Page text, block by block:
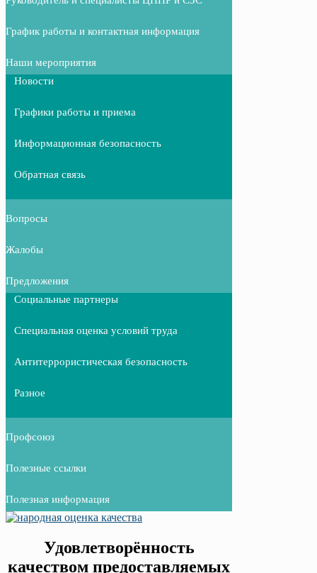
График работы и контактная информация
Наши мероприятия
Новости
Графики работы и приема
Информационная безопасность
Обратная связь
Вопросы
Жалобы
Предложения
Социальные партнеры
Специальная оценка условий труда
Антитеррористическая безопасность
Разное
Профсоюз
Полезные ссылки
Полезная информация
Удовлетворённость
качеством предоставляемых